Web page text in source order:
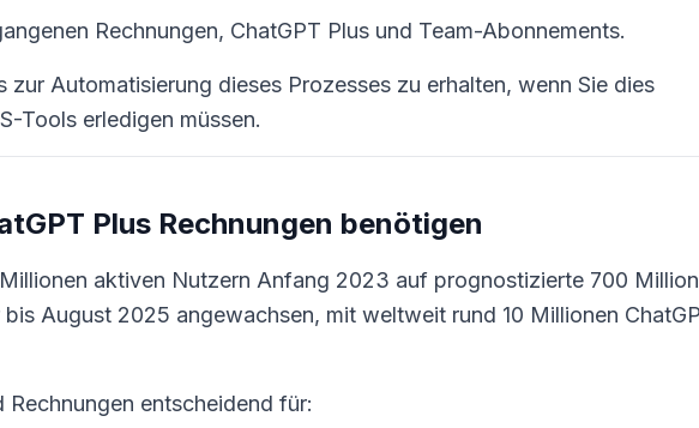
Rechnungen, ChatGPT Plus und Team-Abonnements.
zur Automatisierung dieses Prozesses zu erhalten, wenn Sie dies
Tools erledigen müssen.
Plus Rechnungen benötigen
aktiven Nutzern Anfang 2023 auf prognostizierte 700
August 2025 angewachsen, mit weltweit rund 10 Millionen
Rechnungen entscheidend für: